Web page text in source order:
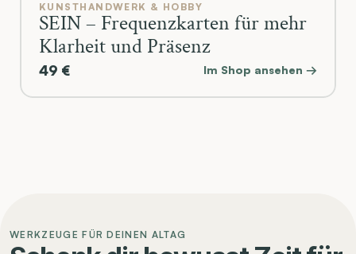
KUNSTHANDWERK & HOBBY
SEIN – Frequenzkarten für mehr
Klarheit und Präsenz
49 € Im Shop ansehen →
WERKZEUGE FÜR DEINEN ALTAG